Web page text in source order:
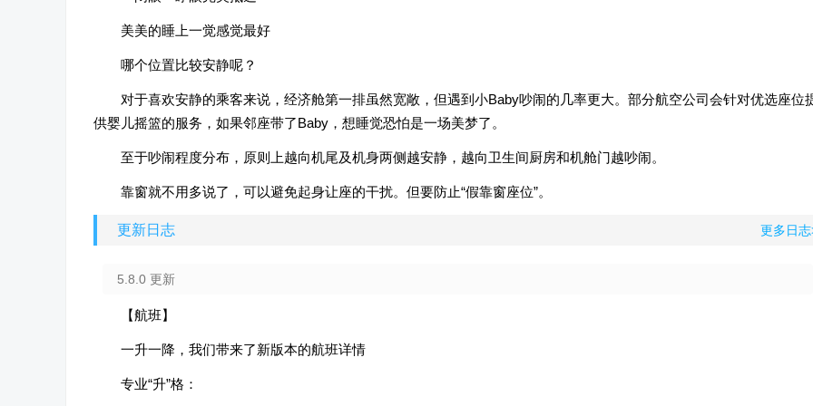
美美的睡上一觉感觉最好
哪个位置比较安静呢？
对于喜欢安静的乘客来说，经济舱第一排虽然宽敞，但遇到小Baby吵闹的几率更大。部分航空公司会针对优选座位
供婴儿摇篮的服务，如果邻座带了Baby，想睡觉恐怕是一场美梦了。
至于吵闹程度分布，原则上越向机尾及机身两侧越安静，越向卫生间厨房和机舱门越吵闹。
靠窗就不用多说了，可以避免起身让座的干扰。但要防止“假靠窗座位”。
更新日志 更多日
5.8.0 更新
【航班】
一升一降，我们带来了新版本的航班详情
专业“升”格：